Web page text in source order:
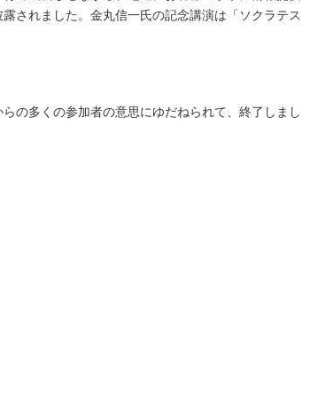
されました。金丸信一氏の記念講演は「ソクラテス
の多くの参加者の意思にゆだねられて、終了しまし